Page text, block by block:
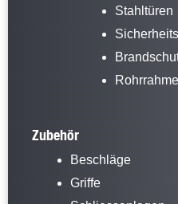
Stahltüren
Zubehör
Beschläge
Griffe